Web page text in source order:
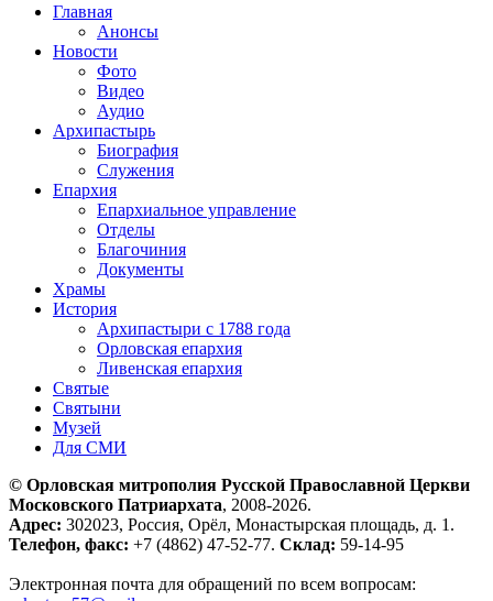
Главная
Анонсы
Новости
Фото
Видео
Аудио
Архипастырь
Биография
Служения
Епархия
Епархиальное управление
Отделы
Благочиния
Документы
Храмы
История
Архипастыри с 1788 года
Орловская епархия
Ливенская епархия
Святые
Святыни
Музей
Для СМИ
© Орловская митрополия Русской Православной Церкви
Московского Патриархата, 2008-2026.
Адрес: 302023, Россия, Орёл, Монастырская площадь, д. 1.
Телефон, факс: +7 (4862) 47-52-77. Склад: 59-14-95
Электронная почта для обращений по всем вопросам: